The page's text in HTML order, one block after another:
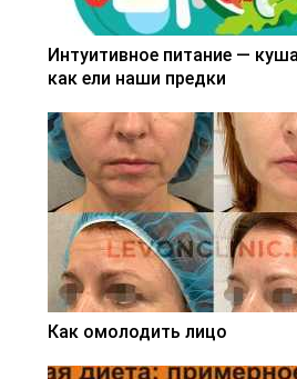
Интуитивное питание —
как ели наши предки
Как омолодить лицо